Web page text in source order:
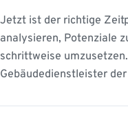
Jetzt ist der richtige
analysieren, Potenziale
schrittweise
Gebäudedienstleister